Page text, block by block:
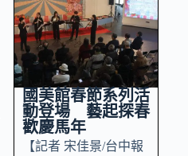
國美館春節系列活
動登場 藝起探春
歡慶馬年
【記者 宋佳景/台中報